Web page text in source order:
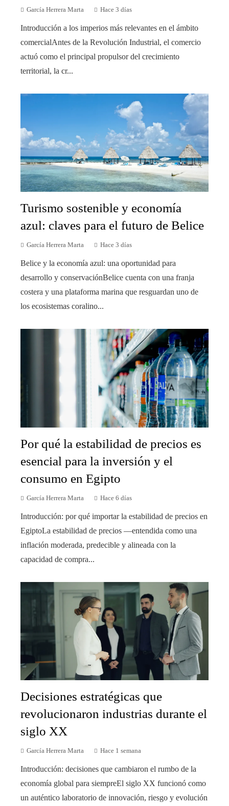
García Herrera Marta Hace 3 días
Introducción a los imperios más relevantes en el ámbito
comercialAntes de la Revolución Industrial, el comercio
actuó como el principal propulsor del crecimiento
territorial, la cr...
Turismo sostenible y economía
azul: claves para el futuro de Belice
García Herrera Marta Hace 3 días
Belice y la economía azul: una oportunidad para
desarrollo y conservaciónBelice cuenta con una franja
costera y una plataforma marina que resguardan uno de
los ecosistemas coralino...
Por qué la estabilidad de precios es
esencial para la inversión y el
consumo en Egipto
García Herrera Marta Hace 6 días
Introducción: por qué importar la estabilidad de precios en
EgiptoLa estabilidad de precios —entendida como una
inflación moderada, predecible y alineada con la
capacidad de compra...
Decisiones estratégicas que
revolucionaron industrias durante el
siglo XX
García Herrera Marta Hace 1 semana
Introducción: decisiones que cambiaron el rumbo de la
economía global para siempreEl siglo XX funcionó como
un auténtico laboratorio de innovación, riesgo y evolución